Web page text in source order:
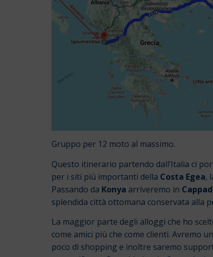
Gruppo per 12 moto al massimo.
Questo itinerario partendo dall’Italia ci
per i siti più importanti della Costa Egea,
Passando da Konya arriveremo in
splendida città ottomana conservata alla
La maggior parte degli alloggi che ho
come amici più che come clienti. Avremo
poco di shopping e inoltre saremo